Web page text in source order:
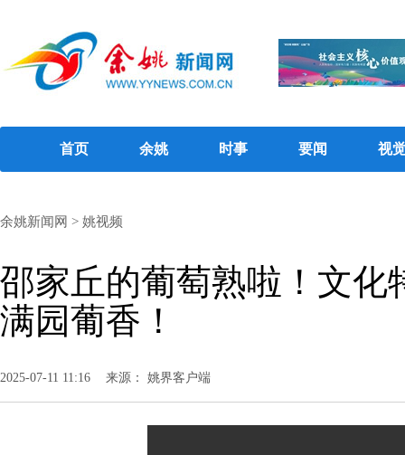
首页 余姚 时事 要闻 视
余姚新闻网 > 姚视频
邵家丘的葡萄熟啦！文化
满园葡香！
2025-07-11 11:16 来源： 姚界客户端